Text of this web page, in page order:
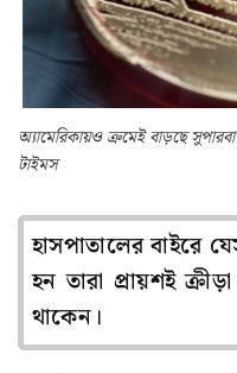
অ্যামেরিকায়ও ক্রমেই বাড়ছে
টাইমস
হাসপাতালের বাইরে
হন তারা প্রায়শই
থাকেন।